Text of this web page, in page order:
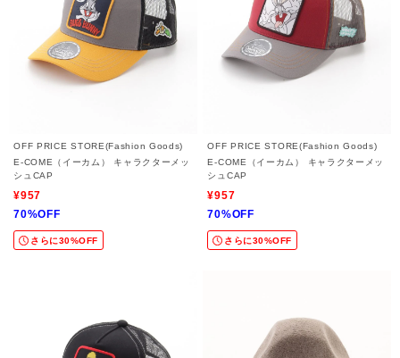
OFF PRICE STORE(Fashion Goods)
E-COME（イーカム） キャラクターメッ
シュCAP
¥957
70%OFF
さらに30%OFF
OFF PRICE STORE(Fashion Goods)
E-COME（イーカム） キャラクターメッ
シュCAP
¥957
70%OFF
さらに30%OFF